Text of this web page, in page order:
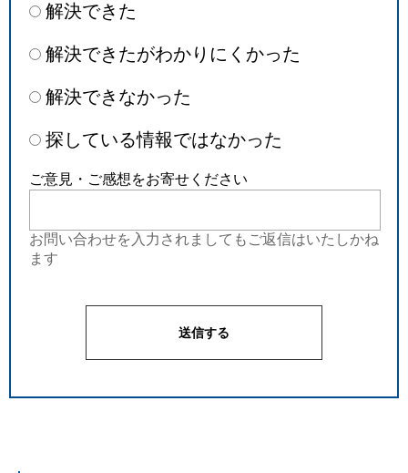
解決できた
解決できたがわかりにくかった
解決できなかった
探している情報ではなかった
ご意見・ご感想をお寄せください
お問い合わせを入力されましてもご返信はいたしかね
ます